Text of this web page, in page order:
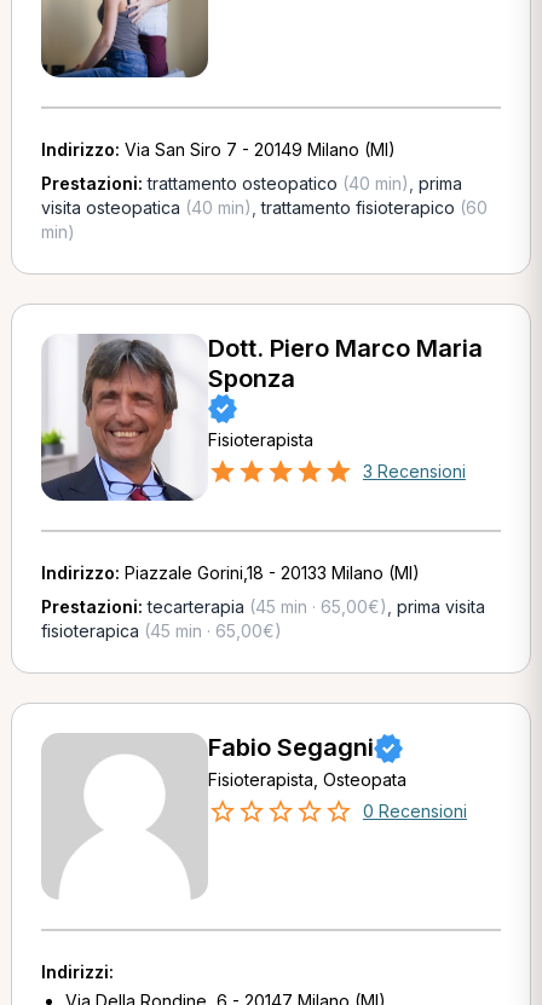
Indirizzo: Via San Siro 7 - 20149 Milano (MI)
Prestazioni:trattamento osteopatico (40 min) prima
visita osteopatica (40 min) ,trattamento fisioterapico (60
min)
Dott. Piero Marco Maria
Sponza
Fisioterapista
3 Recensioni
Indirizzo: Piazzale Gorini,18 - 20133 Milano (MI)
Prestazioni:tecarterapia (45 min · 65,00€) prima visita
fisioterapica (45 min · 65,00€)
Fabio Segagni
Fisioterapista, Osteopata
0 Recensioni
Indirizzi:
Via Della Rondine, 6 - 20147 Milano (MI)